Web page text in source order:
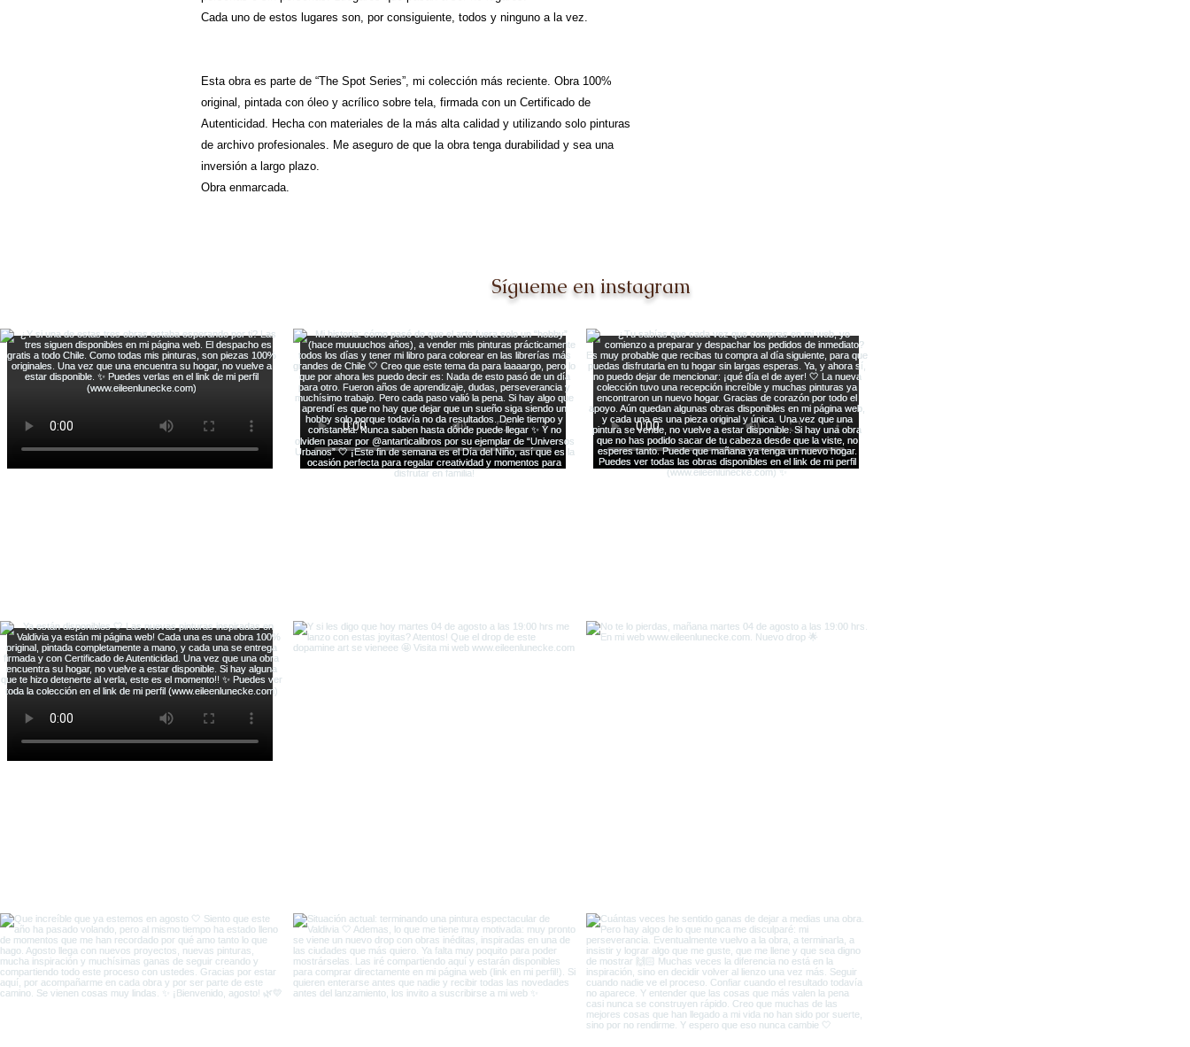
Cada uno de estos lugares son, por consiguiente, todos y ninguno a la vez.
Esta obra es parte de “The Spot Series”, mi colección más reciente. Obra 100%
original, pintada con óleo y acrílico sobre tela, firmada con un Certificado de
Autenticidad. Hecha con materiales de la más alta calidad y utilizando solo pinturas
de archivo profesionales. Me aseguro de que la obra tenga durabilidad y sea una
inversión a largo plazo.
Obra enmarcada.
Sígueme en instagram